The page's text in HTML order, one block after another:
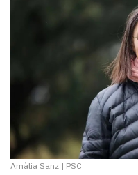
Amàlia Sanz | PSC